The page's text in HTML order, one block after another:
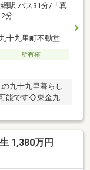
網駅 バス31分/「真
分
十九里町不動堂
所有権
九十九里暮らし
能です◇東金九
1,380万円